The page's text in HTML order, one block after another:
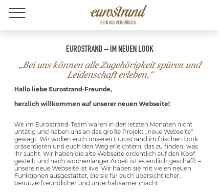
Jobs
EUROSTRAND – IM NEUEN LOOK
„Bei uns können alle Zugehörigkeit spüren und
Leidenschaft erleben.“
Hallo liebe Eurostrand-Freunde,
herzlich willkommen auf unserer neuen Webseite!
Wir im Eurostrand-Team waren in den letzten Monaten nicht
untätig und haben uns an das große Projekt „neue Webseite“
gewagt. Wir wollen euch unseren Eurostrand im frischen Look
präsentieren und euch den Weg erleichtern, das zu finden, was
ihr sucht. Wir haben die alte Webseite ordentlich auf den Kopf
gestellt und nach wochenlanger Arbeit ist es endlich geschafft –
unsere neue Webseite ist live! Wir haben sie mit vielen neuen
Funktionen ausgestattet, die sie für euch übersichtlicher,
benutzerfreundlicher und unterhaltsamer macht.